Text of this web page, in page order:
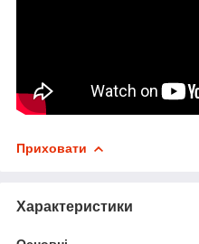
Приховати
Характеристики